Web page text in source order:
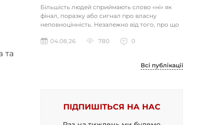
та
Більшість людей сприймають слово «ні» як
фінал, поразку або сигнал про власну
неповноцінність. Незалежно від того, про що
04.08.26
780 0
Всі публікації
ПІДПИШІТЬСЯ НА НАС